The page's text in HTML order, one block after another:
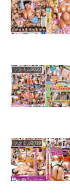
ソクミル2020
ソクミル2019